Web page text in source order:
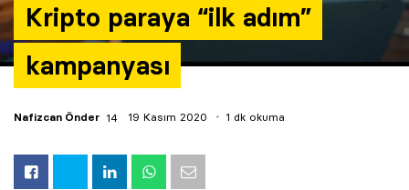
Kripto paraya “ilk adım”
kampanyası
Nafizcan Önder 19 Kasım 2020 1 dk okuma